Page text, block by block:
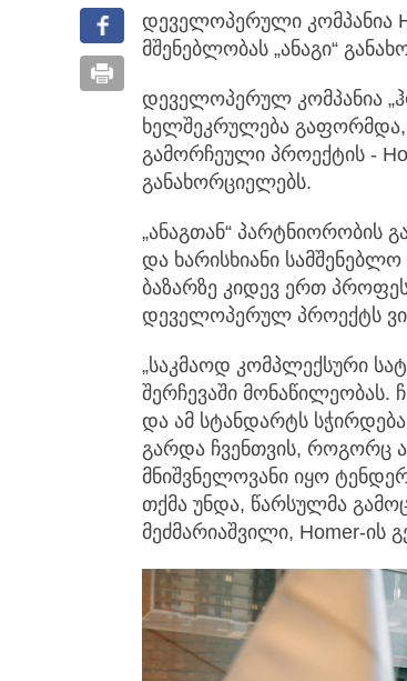
დეველოპერული კომპანია
მშენებლობას „ანაგი“
დეველოპერულ კომპანია
ხელშეკრულება
გამორჩეული პროექტის -
განახორციელებს.
„ანაგთან“ პარტნიორობის
და ხარისხიანი
ბაზარზე კიდევ ერთ
დეველოპერულ პროექტს
„საკმაოდ კომპლექსური
შერჩევაში მონაწილეობას.
და ამ სტანდარტს სჭირდება
გარდა ჩვენთვის, როგორც
მნიშვნელოვანი იყო
თქმა უნდა, წარსულმა
მეძმარიაშვილი, Homer-